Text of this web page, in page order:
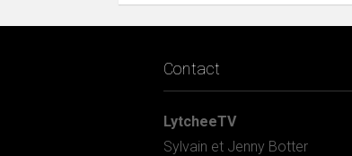
Contact
LytcheeTV
Sylvain et Jenny Botter